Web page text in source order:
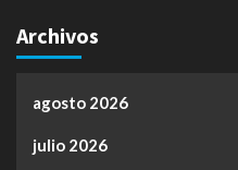
Archivos
agosto 2026
julio 2026